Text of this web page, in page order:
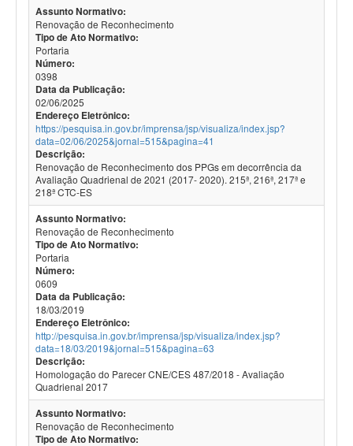
Assunto Normativo:
Renovação de Reconhecimento
Tipo de Ato Normativo:
Portaria
Número:
0398
Data da Publicação:
02/06/2025
Endereço Eletrônico:
https://pesquisa.in.gov.br/imprensa/jsp/visualiza/index.jsp?
data=02/06/2025&jornal=515&pagina=41
Descrição:
Renovação de Reconhecimento dos PPGs em decorrência da
Avaliação Quadrienal de 2021 (2017- 2020). 215ª, 216ª, 217ª e
218ª CTC-ES
Assunto Normativo:
Renovação de Reconhecimento
Tipo de Ato Normativo:
Portaria
Número:
0609
Data da Publicação:
18/03/2019
Endereço Eletrônico:
http://pesquisa.in.gov.br/imprensa/jsp/visualiza/index.jsp?
data=18/03/2019&jornal=515&pagina=63
Descrição:
Homologação do Parecer CNE/CES 487/2018 - Avaliação
Quadrienal 2017
Assunto Normativo:
Renovação de Reconhecimento
Tipo de Ato Normativo: